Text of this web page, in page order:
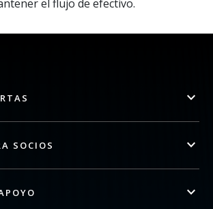
el flujo de efectivo.
SOCIOS